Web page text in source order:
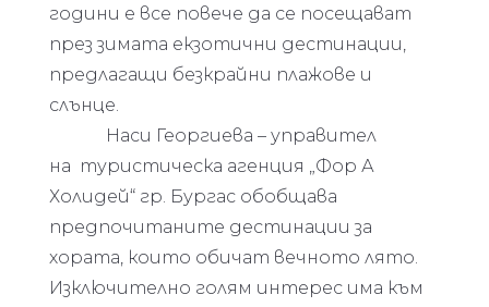
години е все повече да се посещават
през зимата екзотични дестинации,
предлагащи безкрайни плажове и
слънце.
Наси Георгиева – управител
на туристическа агенция „Фор А
Холидей“ гр. Бургас обобщава
предпочитаните дестинации за
хората, които обичат вечното лято.
Изключително голям интерес има към